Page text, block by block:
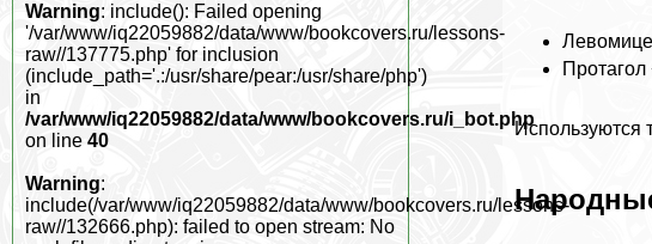
Используются
Warning: include(): Failed opening
'/var/www/iq22059882/data/www/bookcovers.ru/lessons-
raw//137775.php' for inclusion
(include_path='.:/usr/share/pear:/usr/share/php')
in
/var/www/iq22059882/data/www/bookcovers.ru/i_bot.php
on line 40
Warning:
include(/var/www/iq22059882/data/www/bookcovers.ru/lessons-
raw//132666.php): failed to open stream: No